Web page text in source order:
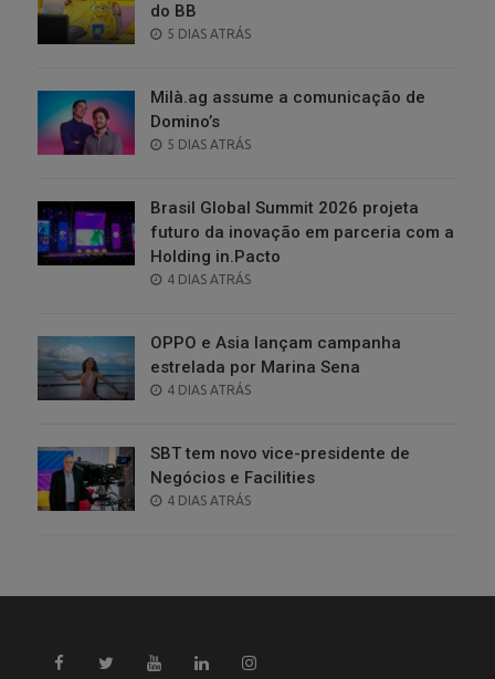
do BB
POSTED
5 DIAS ATRÁS
Milà.ag assume a comunicação de
Domino’s
POSTED
5 DIAS ATRÁS
Brasil Global Summit 2026 projeta
futuro da inovação em parceria com a
Holding in.Pacto
POSTED
4 DIAS ATRÁS
OPPO e Asia lançam campanha
estrelada por Marina Sena
POSTED
4 DIAS ATRÁS
SBT tem novo vice-presidente de
Negócios e Facilities
POSTED
4 DIAS ATRÁS